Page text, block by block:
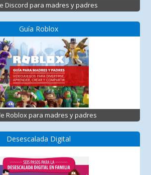
Discord para madres y padres
Guía Roblox
Roblox para madres y padres
Desescalada Digital